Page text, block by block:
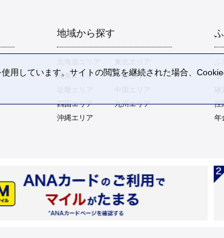
地域から探す
関東エリア
中部エリア
四国エリア
九州エリア
沖縄エリア
ワ
控
年
用しています。サイトの閲覧を継続された場合、